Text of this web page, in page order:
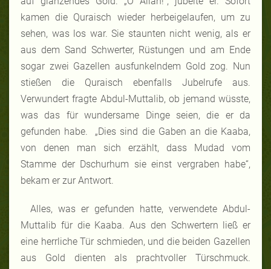
kamen die Quraisch wieder herbeigelaufen, um zu
sehen, was los war. Sie staunten nicht wenig, als er
aus dem Sand Schwerter, Rüstungen und am Ende
sogar zwei Gazellen ausfunkelndem Gold zog. Nun
stießen die Quraisch ebenfalls Jubelrufe aus.
Verwundert fragte Abdul-Muttalib, ob jemand wüsste,
was das für wundersame Dinge seien, die er da
gefunden habe. „Dies sind die Gaben an die Kaaba,
von denen man sich erzählt, dass Mudad vom
Stamme der Dschurhum sie einst vergraben habe“,
bekam er zur Antwort.
Alles, was er gefunden hatte, verwendete Abdul-
Muttalib für die Kaaba. Aus den Schwertern ließ er
eine herrliche Tür schmieden, und die beiden Gazellen
aus Gold dienten als prachtvoller Türschmuck.